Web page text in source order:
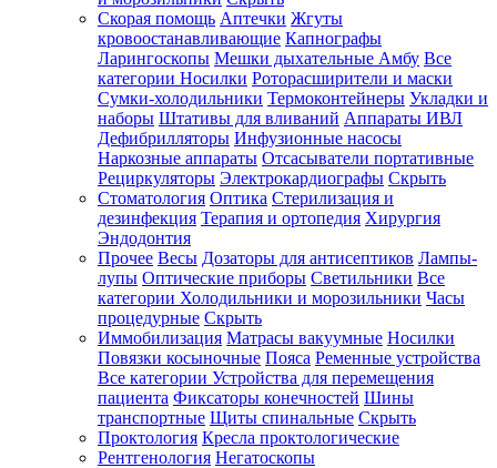
Скорая помощь Аптечки Жгуты
кровоостанавливающие Капнографы
Ларингоскопы Мешки дыхательные Амбу Все
категории Носилки Роторасширители и маски
Сумки-холодильники Термоконтейнеры Укладки и
наборы Штативы для вливаний Аппараты ИВЛ
Дефибрилляторы Инфузионные насосы
Наркозные аппараты Отсасыватели портативные
Рециркуляторы Электрокардиографы Скрыть
Стоматология Оптика Стерилизация и
дезинфекция Терапия и ортопедия Хирургия
Эндодонтия
Прочее Весы Дозаторы для антисептиков Лампы-
лупы Оптические приборы Светильники Все
категории Холодильники и морозильники Часы
процедурные Скрыть
Иммобилизация Матрасы вакуумные Носилки
Повязки косыночные Пояса Ременные устройства
Все категории Устройства для перемещения
пациента Фиксаторы конечностей Шины
транспортные Щиты спинальные Скрыть
Проктология Кресла проктологические
Рентгенология Негатоскопы